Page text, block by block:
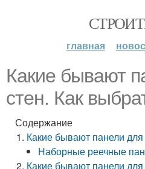
главная
Какие бывают
стен. Как
Содержание
Какие бывают панели
Наборные реечные
Какие бывают панели